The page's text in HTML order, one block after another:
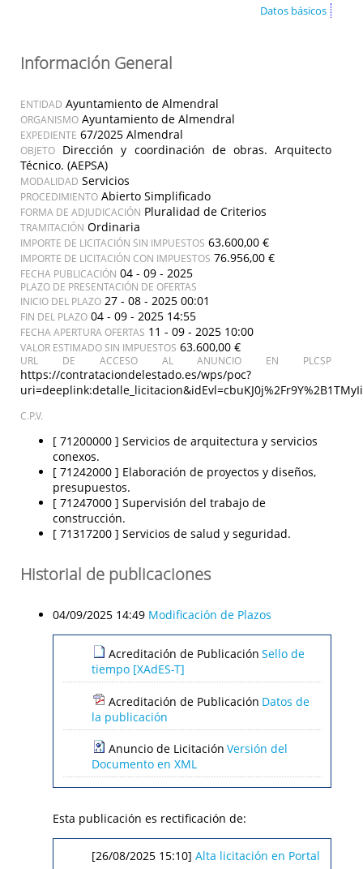
Datos básicos
Información General
ENTIDAD Ayuntamiento de Almendral
ORGANISMO Ayuntamiento de Almendral
EXPEDIENTE 67/2025 Almendral
OBJETO
Dirección y coordinación de obras. Arquitecto
Técnico. (AEPSA)
MODALIDAD Servicios
PROCEDIMIENTO Abierto Simplificado
FORMA DE ADJUDICACIÓN Pluralidad de Criterios
TRAMITACIÓN Ordinaria
IMPORTE DE LICITACIÓN SIN IMPUESTOS 63.600,00 €
IMPORTE DE LICITACIÓN CON IMPUESTOS 76.956,00 €
FECHA PUBLICACIÓN 04 - 09 - 2025
PLAZO DE PRESENTACIÓN DE OFERTAS
INICIO DEL PLAZO 27 - 08 - 2025 00:01
FIN DEL PLAZO 04 - 09 - 2025 14:55
FECHA APERTURA OFERTAS 11 - 09 - 2025 10:00
VALOR ESTIMADO SIN IMPUESTOS 63.600,00 €
URL DE ACCESO AL ANUNCIO EN PLCSP
https://contrataciondelestado.es/wps/poc?
C.P.V.
[ 71200000 ] Servicios de arquitectura y servicios
conexos.
[ 71242000 ] Elaboración de proyectos y diseños,
presupuestos.
[ 71247000 ] Supervisión del trabajo de
construcción.
[ 71317200 ] Servicios de salud y seguridad.
Historial de publicaciones
04/09/2025 14:49 Modificación de Plazos
Acreditación de Publicación Sello de
tiempo [XAdES-T]
Acreditación de Publicación Datos de
la publicación
Anuncio de Licitación Versión del
Documento en XML
Esta publicación es rectificación de:
[26/08/2025 15:10] Alta licitación en Portal